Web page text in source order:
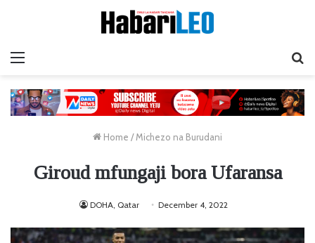
Home /Michezo na Burudani
Giroud mfungaji bora Ufaransa
DOHA, Qatar December 4, 2022